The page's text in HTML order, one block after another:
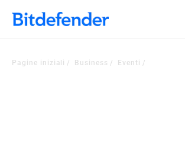
Pagine iniziali Business Eventi